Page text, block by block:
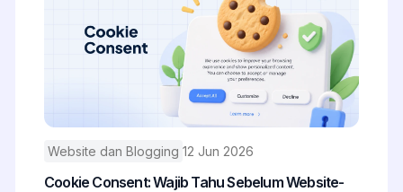
Website dan Blogging 12 Jun 2026
Cookie Consent: Wajib Tahu Sebelum Website-